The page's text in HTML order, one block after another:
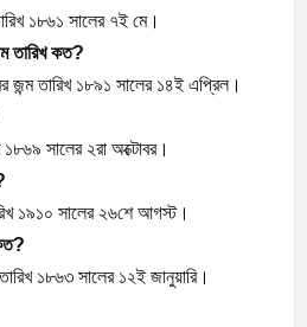
১৮৬১ সালের ৭ই মে।
তারিখ কত?
তারিখ ১৮৯১ সালের ১৪ই এপ্রিল।
১৮৬৯ সালের ২রা অক্টোবর।
১৯১০ সালের ২৬শে আগস্ট।
১৮৬৩ সালের ১২ই জানুয়ারি।